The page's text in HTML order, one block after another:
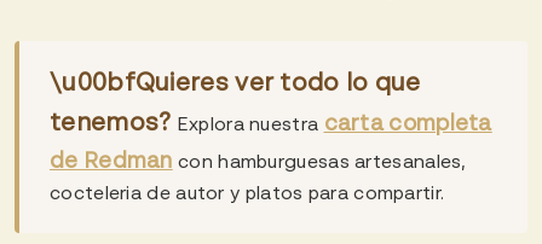
\u00bfQuieres ver todo lo que
tenemos? Explora nuestra carta completa
de Redman con hamburguesas artesanales,
cocteleria de autor y platos para compartir.